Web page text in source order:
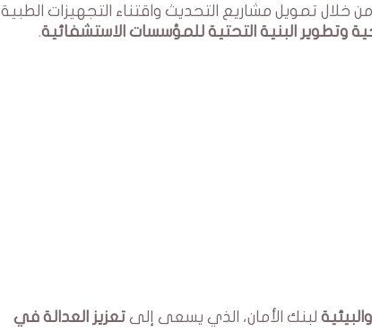
من خلال تمويل مشاريع التحديث واقتناء التجهيزات الطبية
وتطوير البنية التحتية للمؤسسات الاستشفائية.
لبنك الأمان، الذي يسعى إلى تعزيز العدالة في